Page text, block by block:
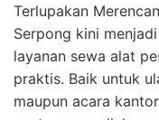
Terlupakan
Serpong kini
layanan sewa alat
praktis. Baik untuk
maupun acara